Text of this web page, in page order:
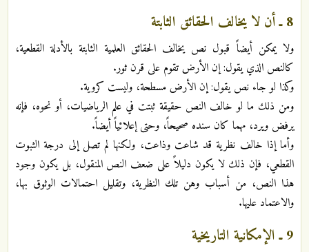
8 ـ أن لا يخالف الحقائق الثابتة
ولا يمكن أيضاً قبول نص يخالف الحقائق العلمية الثابتة بالأدلة القطعية،
كالنص الذي يقول: إن الأرض تقوم على قرن ثور.
وكذا لو جاء نص يقول: إن الأرض مسطحة، وليست كروية.
ومن ذلك ما لو خالف النص حقيقة ثبتت في علم الرياضيات، أو نحوه، فإنه
يرفض ويرد، مهما كان سنده صحيحاً، وحتى إعلائياً أيضاً.
وأما إذا خالف نظرية قد شاعت وذاعت، ولكنها لم تصل إلى درجة الثبوت
القطعي، فإن ذلك لا يكون دليلاً على ضعف النص المنقول، بل يكون وجود
هذا النص، من أسباب وهن تلك النظرية، وتقليل احتمالات الوثوق بها،
والاعتماد عليها.
9 ـ الإمكانية التاريخية